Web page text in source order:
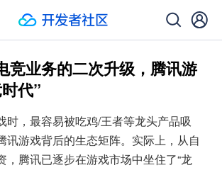
竞业务的二次升级，腾讯游
代”
时，最容易被吃鸡/王者等龙头产品吸
讯游戏背后的生态矩阵。实际上，从自
，腾讯已逐步在游戏市场中坐住了“龙